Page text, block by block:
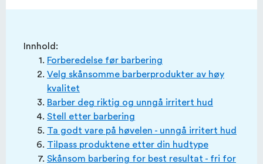
Innhold:
Forberedelse før barbering
Velg skånsomme barberprodukter av høy
kvalitet
Barber deg riktig og unngå irritert hud
Stell etter barbering
Ta godt vare på høvelen - unngå irritert hud
Tilpass produktene etter din hudtype
Skånsom barbering for best resultat - fri for